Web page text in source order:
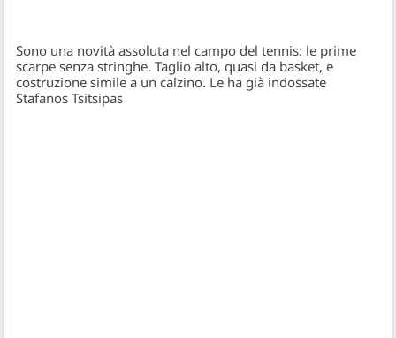
Sono una novità assoluta nel campo del tennis: le prime
scarpe senza stringhe. Taglio alto, quasi da basket, e
costruzione simile a un calzino. Le ha già indossate
Stafanos Tsitsipas